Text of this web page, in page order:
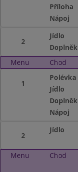
Příloha
Nápoj
2
Jídlo
Doplněk
Menu
Chod
1
Polévka
Jídlo
Doplněk
Nápoj
2
Jídlo
Menu Chod